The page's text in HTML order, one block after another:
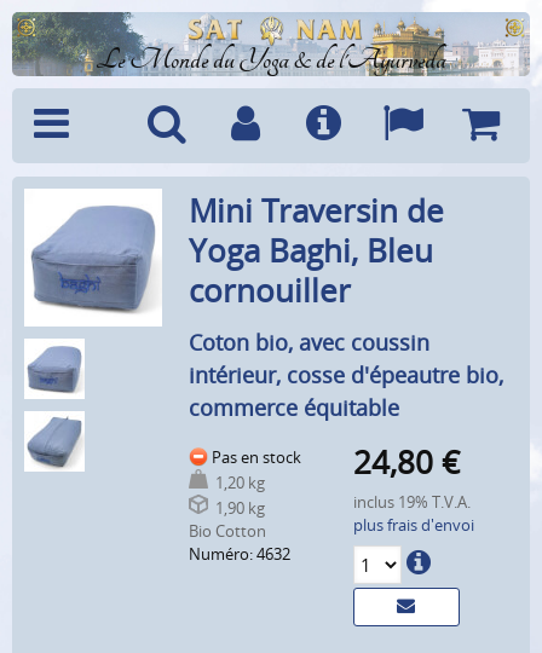
Le Monde du Yoga & de l'Ayurveda
Menu Recherche
CompteInfo LanguesPanier
Mini Traversin de
Yoga Baghi, Bleu
cornouiller
Coton bio, avec coussin
intérieur, cosse d'épeautre bio,
commerce équitable
Pas en stock
1,20 kg
1,90 kg
Bio Cotton
Numéro: 4632
24,80 €
inclus 19% T.V.A.
plus frais d'envoi